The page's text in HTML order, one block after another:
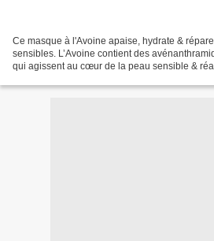
Ce masque à l'Avoine apaise, hydrate &
sensibles. L’Avoine contient des
qui agissent au cœur de la peau sensible &